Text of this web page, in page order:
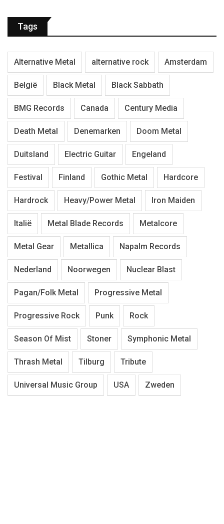
Tags
Alternative Metal alternative rock Amsterdam
België Black Metal Black Sabbath
BMG Records Canada Century Media
Death Metal Denemarken Doom Metal
Duitsland Electric Guitar Engeland
Festival Finland Gothic Metal Hardcore
Hardrock Heavy/Power Metal Iron Maiden
Italië Metal Blade Records Metalcore
Metal Gear Metallica Napalm Records
Nederland Noorwegen Nuclear Blast
Pagan/Folk Metal Progressive Metal
Progressive Rock Punk Rock
Season Of Mist Stoner Symphonic Metal
Thrash Metal Tilburg Tribute
Universal Music Group USA Zweden